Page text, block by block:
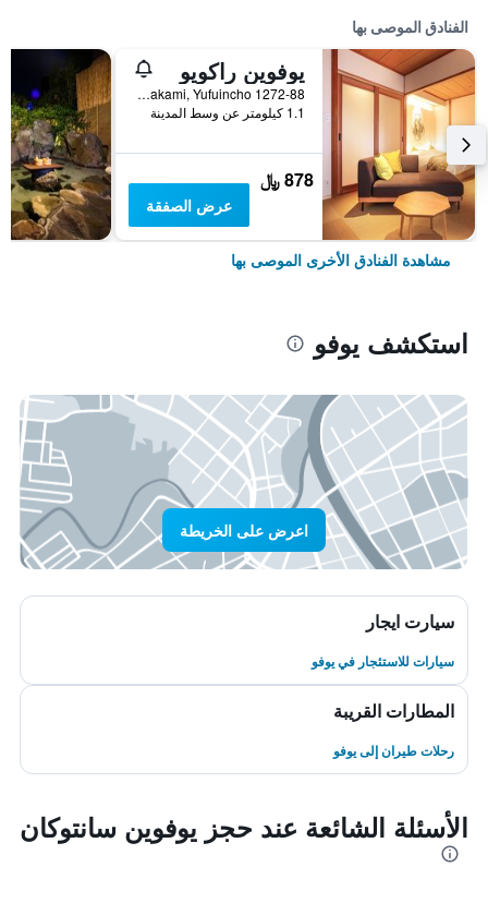
الفنادق الموصى بها
يوفوين راكويو
1272-88 Kawakami, Yufuincho, يوفو, اليابان
1.1 كيلومتر عن وسط المدينة
878 ﷼
عرض الصفقة
مشاهدة الفنادق الأخرى الموصى بها
استكشف يوفو
اعرض على الخريطة
سيارت ايجار
سيارات للاستئجار في يوفو
المطارات القريبة
رحلات طيران إلى يوفو
الأسئلة الشائعة عند حجز يوفوين سانتوكان